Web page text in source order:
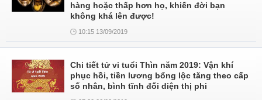
hàng hoặc thấp hơn họ, khiến đời bạn
không khá lên được!
10:15 13/09/2019
Chi tiết tử vi tuổi Thìn năm 2019: Vận khí
phục hồi, tiền lương bổng lộc tăng theo cấp
số nhân, bình tĩnh đối diện thị phi